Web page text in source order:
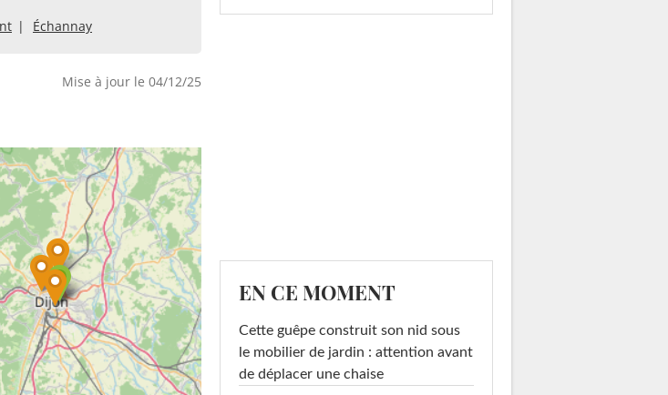
Échannay
Mise à jour le 04/12/25
EN CE MOMENT
Cette guêpe construit son nid sous
le mobilier de jardin : attention avant
de déplacer une chaise